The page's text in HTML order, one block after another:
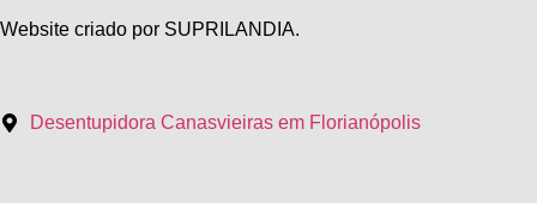
Website criado por SUPRILANDIA.
Desentupidora Canasvieiras em Florianópolis